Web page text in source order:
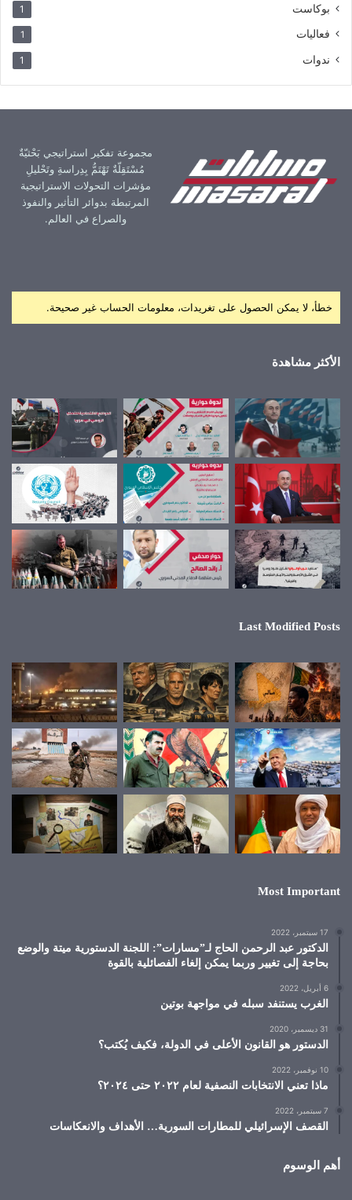
بوكاست 1
فعاليات 1
ندوات 1
مجموعة تفكير استراتيجي بَحْثيّةٌ
مُسْتَقِلّةٌ تَهْتَمُّ بِدِراسةِ وتَحْليلِ
مؤشرات التحولات الاستراتيجية
المرتبطة بدوائر التأثير والنفوذ
والصراع في العالم.
خطأ، لا يمكن الحصول على تغريدات، معلومات الحساب غير صحيحة.
الأكثر مشاهدة
Last Modified Posts
Most Important
17 سبتمبر، 2022
الدكتور عبد الرحمن الحاج لـ”مسارات”: اللجنة الدستورية ميتة والوضع
بحاجة إلى تغيير وربما يمكن إلغاء الفصائلية بالقوة
6 أبريل، 2022
الغرب يستنفد سبله في مواجهة بوتين
31 ديسمبر، 2020
الدستور هو القانون الأعلى في الدولة، فكيف يُكتب؟
10 نوفمبر، 2022
ماذا تعني الانتخابات النصفية لعام ٢٠٢٢ حتى ٢٠٢٤؟
7 سبتمبر، 2022
القصف الإسرائيلي للمطارات السورية… الأهداف والانعكاسات
أهم الوسوم